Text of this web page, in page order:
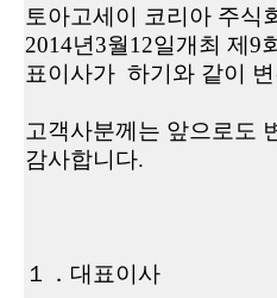
토아고세이 코리아 주식
2014년 3월12일개최 제 9
표이사가 하기와 같이
고객사분께는 앞으로도
감사합니다.
１． 대표이사